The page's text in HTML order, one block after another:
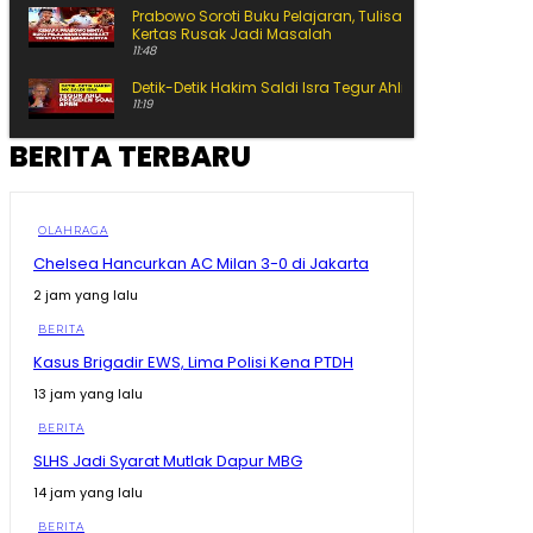
Prabowo Soroti Buku Pelajaran, Tulisan Kecil hingga
Kertas Rusak Jadi Masalah
11:48
Detik-Detik Hakim Saldi Isra Tegur Ahli Presiden
11:19
Siap-Siap Ganti Gas 3 Kg! BRIN Pamer Gas ANG, Lebih
11:10
Ahli Presiden Dicecar Hakim MK Soal Arah APBN untuk
Ekonomi Melejit 34,17%, Tapi Gubernur Sherly Tanya
Apakah Maatnya Sampai ke Rakyat?
Sudah Jadi Bibit Pengusaha
BERITA TERBARU
OLAHRAGA
Chelsea Hancurkan AC Milan 3-0 di Jakarta
2 jam yang lalu
BERITA
Kasus Brigadir EWS, Lima Polisi Kena PTDH
13 jam yang lalu
BERITA
SLHS Jadi Syarat Mutlak Dapur MBG
14 jam yang lalu
BERITA